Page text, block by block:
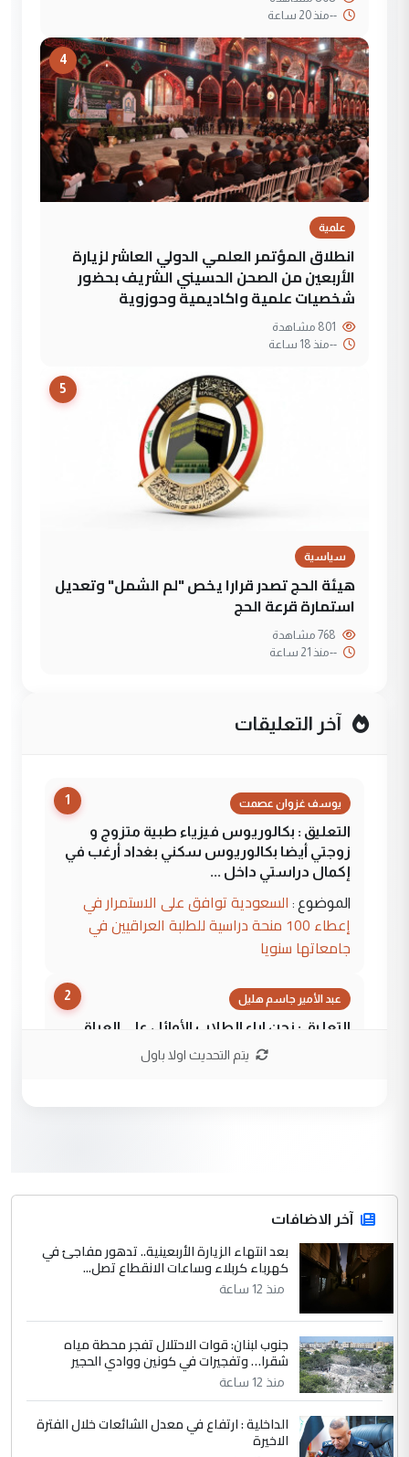
--منذ 20 ساعة
4
علمية
انطلاق المؤتمر العلمي الدولي العاشر لزيارة
الأربعين من الصحن الحسيني الشريف بحضور
شخصيات علمية واكاديمية وحوزوية
--منذ 18 ساعة
5
سياسية
هيئة الحج تصدر قرارا يخص "لم الشمل" وتعديل
استمارة قرعة الحج
--منذ 21 ساعة
آخر التعليقات
1 يوسف غزوان عصمت
التعليق : بكالوريوس فيزياء طبية متزوج و
زوجتي أيضا بكالوريوس سكني بغداد أرغب في
إكمال دراستي داخل ...
الموضوع : السعودية توافق على الاستمرار في
إعطاء 100 منحة دراسية للطلبة العراقيين في
جامعاتها سنويا
2 عبد الأمير جاسم هليل
التعليق : نحن اباء الطلاب الأوائل على العراق
نتشرف بلقاء السيد احمد الصافي في العتبات
التعليق : قرار مستعجل جدا ولامصلحة فيه
للوزاره ولا للمواطن القرار الصائب يكون بعد
الاستماع للمدير ومغرفة ...
الموضوع :
وزير الصحة يعفي مدير مستشفى الكرخ
العام في بغداد
4 سردار
التعليق : واحد من عصابة علي ماما يسقط
جنسية الرافد الثالث للعراق ومن اصول عريقة
ابا فرات ...
الموضوع :
الجواهري يرد على صدام حسين سل
يتم التحديث اولا باول
آخر الاضافات
بعد انتهاء الزيارة الأربعينية.. تدهور مفاجئ في
كهرباء كربلاء وساعات الانقطاع تصل...
منذ 12 ساعة
جنوب لبنان: قوات الاحتلال تفجر محطة مياه
شقرا… وتفجيرات في كونين ووادي الحجير
منذ 12 ساعة
الداخلية : ارتفاع في معدل الشائعات خلال الفترة
الاخيرة